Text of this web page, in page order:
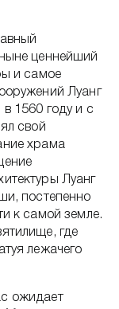
ценнейший
и самое
Луанг
1560 году и с
свой
храма
Луанг
постепенно
к самой земле.
где
лежачего
ожидает